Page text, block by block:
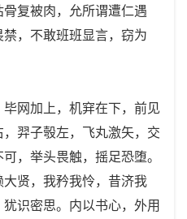
复被肉，允所谓遭仁遇
，不敢班班显言，窃为
网加上，机穽在下，前见
羿子彀左，飞丸激矢，交
，举头畏触，摇足恐堕。
贤，我矜我怜，昔济我
识密思。内以书心，外用